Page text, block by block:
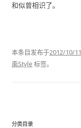
和似曾相识了。
本条目发布于2012/10/11
南Style 标签。
分类目录